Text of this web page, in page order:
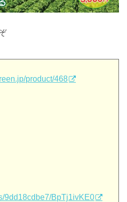
product/468
9dd18cdbe7/BpTj1ivKE0